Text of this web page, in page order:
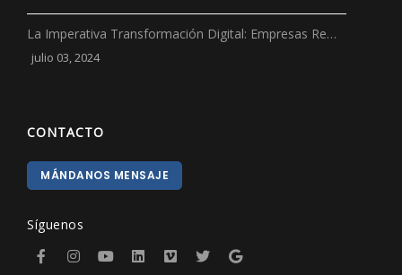
La Imperativa Transformación Digital: Empresas Re…
julio 03, 2024
CONTACTO
MÁNDANOS MENSAJE
Síguenos